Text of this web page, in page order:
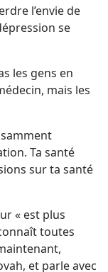
l’envie de
se
les gens en
mais les
Ta santé
sur ta santé
« est plus
toutes
et parle avec